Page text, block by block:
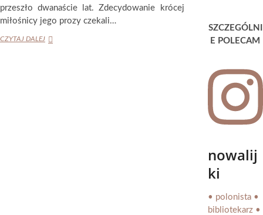
przeszło dwanaście lat. Zdecydowanie krócej
miłośnicy jego prozy czekali…
CZYTAJ DALEJRICHARD
SZCZEGÓLNI
E POLECAM
nowalij
ki
• polonista •
bibliotekarz •